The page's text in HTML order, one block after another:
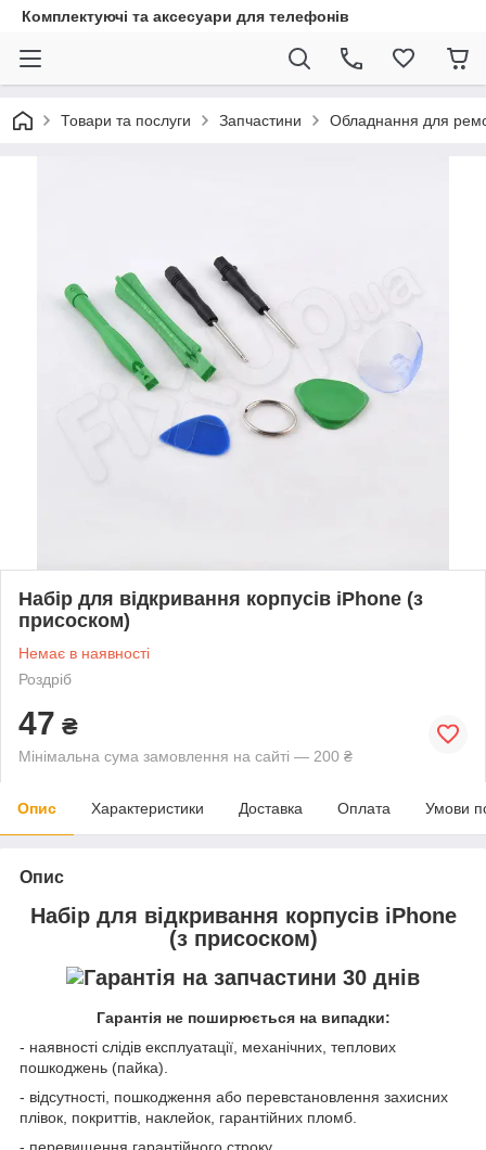
Комплектуючі та аксесуари для телефонів
Товари та послуги Запчастини Обладнання для
Набір для відкривання корпусів iPhone (з
присоском)
Немає в наявності
Роздріб
47 ₴
Мінімальна сума замовлення на сайті — 200 ₴
Опис Характеристики Доставка Оплата Умови
Опис
Набір для відкривання корпусів iPhone
(з присоском)
Гарантія не поширюється на випадки:
- наявності слідів експлуатації, механічних, теплових
пошкоджень (пайка).
- відсутності, пошкодження або перевстановлення захисних
плівок, покриттів, наклейок, гарантійних пломб.